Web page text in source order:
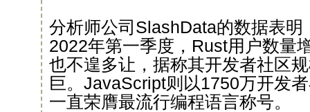
分析师公司SlashData的数据表明
2022年第一季度，Rust用户数量
也不遑多让，据称其开发者社区
巨。JavaScript则以1750万开发
一直荣膺最流行编程语言称号。